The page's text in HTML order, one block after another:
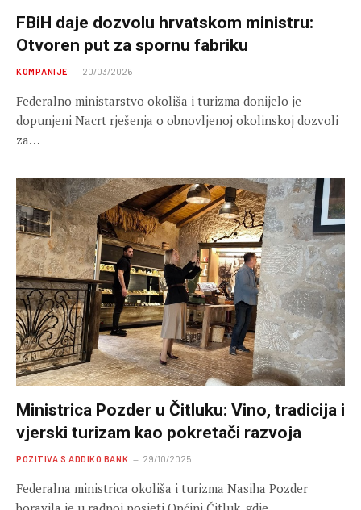
FBiH daje dozvolu hrvatskom ministru:
Otvoren put za spornu fabriku
KOMPANIJE 20/03/2026
Federalno ministarstvo okoliša i turizma donijelo je
dopunjeni Nacrt rješenja o obnovljenoj okolinskoj dozvoli
za…
Ministrica Pozder u Čitluku: Vino, tradicija i
vjerski turizam kao pokretači razvoja
POZITIVA S ADDIKO BANK 29/10/2025
Federalna ministrica okoliša i turizma Nasiha Pozder